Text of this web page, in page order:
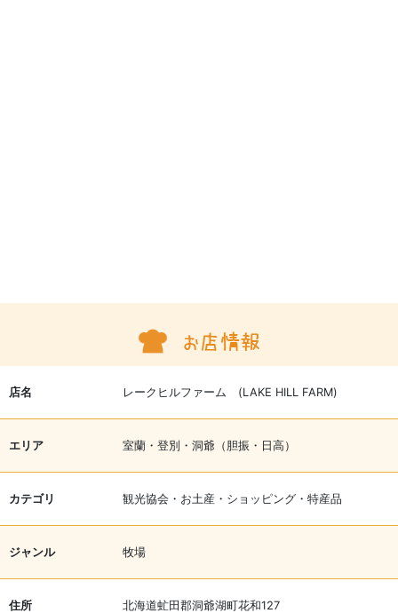
店名 レークヒルファーム (LAKE HILL FARM)
エリア 室蘭・登別・洞爺（胆振・日高）
カテゴリ 観光協会・お土産・ショッピング・特産品
ジャンル 牧場
住所 北海道虻田郡洞爺湖町花和127